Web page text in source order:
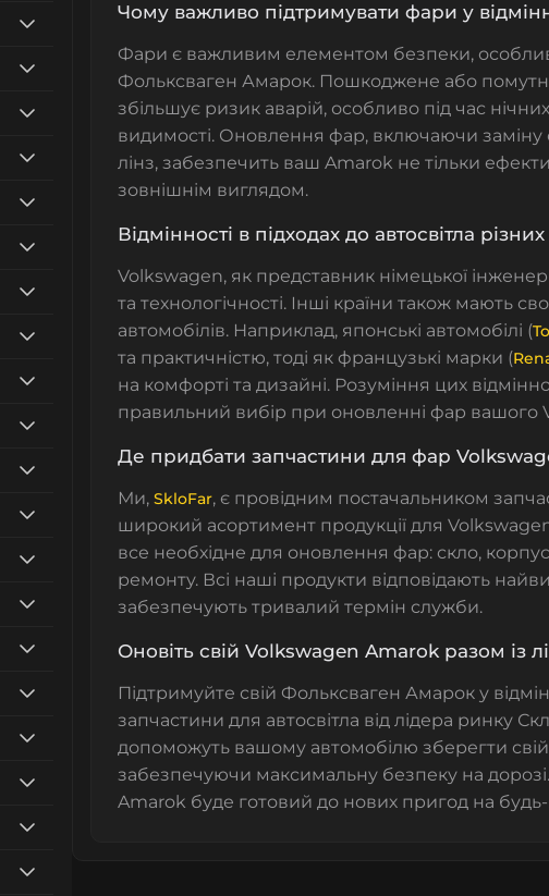
Чому важливо підтримувати фари у
Фари є важливим елементом безпеки,
Фольксваген Амарок. Пошкоджене або
збільшує ризик аварій, особливо під час
видимості. Оновлення фар, включаючи заміну
лінз, забезпечить ваш Amarok не тільки
зовнішнім виглядом.
Відмінності в підходах до автосвітла різних
Volkswagen, як представник німецької
та технологічності. Інші країни також мають
автомобілів. Наприклад, японські автомобілі (
та практичністю, тоді як французькі марки (
на комфорті та дизайні. Розуміння цих
правильний вибір при оновленні фар вашого
Де придбати запчастини для фар
Ми, SkloFar, є провідним постачальником
широкий асортимент продукції для
все необхідне для оновлення фар: скло,
ремонту. Всі наші продукти відповідають
забезпечують тривалий термін служби.
Оновіть свій Volkswagen Amarok разом із
Підтримуйте свій Фольксваген Амарок у
запчастини для автосвітла від лідера ринку
допоможуть вашому автомобілю зберегти свій
забезпечуючи максимальну безпеку на
Amarok буде готовий до нових пригод на